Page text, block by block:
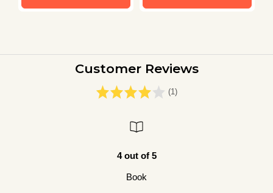
Customer Reviews
(1)
4 out of 5
Book